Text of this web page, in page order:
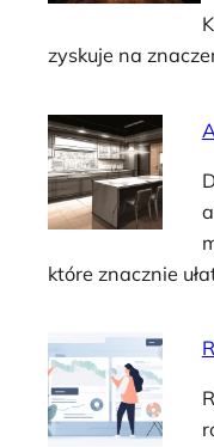
zyskuje na
które znacznie